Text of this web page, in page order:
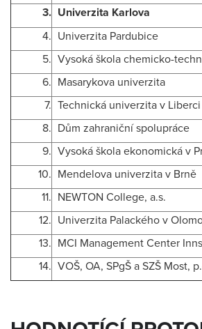
3. Univerzita Karlova
4. Univerzita Pardubice
5. Vysoká škola chemicko-
6. Masarykova univerzita
7. Technická univerzita v Liberci
8. Dům zahraniční spolupráce
9. Vysoká škola ekonomická v
10. Mendelova univerzita v Brně
11. NEWTON College, a.s.
12. Univerzita Palackého v
13. MCI Management Center
14. VOŠ, OA, SPgŠ a SZŠ Most,